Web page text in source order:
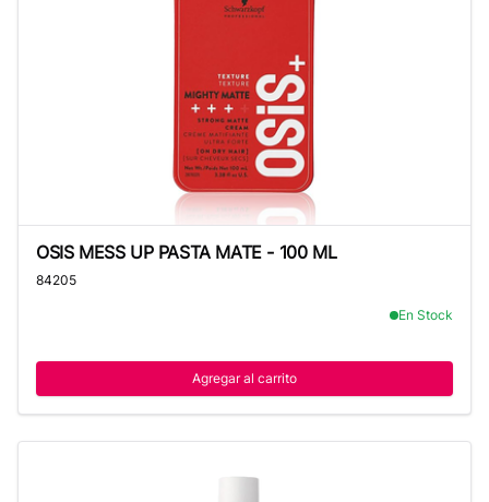
OSIS MESS UP PASTA MATE - 100 ML
84205
En Stock
Agregar al carrito